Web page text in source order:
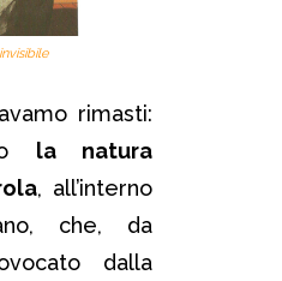
rimasti:
la natura
, all’interno
che, da
dalla